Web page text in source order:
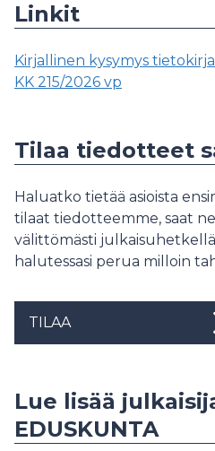
Linkit
Kirjallinen kysymys
KK 215/2026 vp
Tilaa tiedotteet
Haluatko tietää asioista
tilaat tiedotteemme, saat
välittömästi
halutessasi perua milloin
TILAA
Lue lisää
EDUSKUNTA